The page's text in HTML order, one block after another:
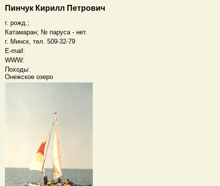
Пинчук Кирилл Петрович
г. рожд.;
Катамаран; № паруса - нет.
г. Минск, тел. 509-32-79
E-mail:
WWW:
Походы:
Онежское озеро